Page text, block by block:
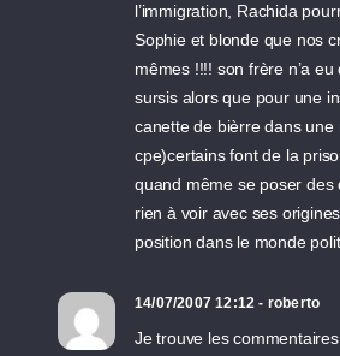
l’immigration, Rachida
Sophie et blonde que nos
mêmes !!!! son frère n’a
sursis alors que pour une
canette de bièrre dans une
cpe)certains font de la
quand même se poser des
rien à voir avec ses
position dans le monde
14/07/2007 12:12 - roberto
Je trouve les